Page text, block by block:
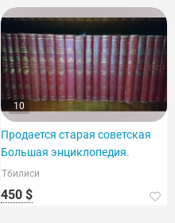
10
Продается старая советская
Большая энциклопедия.
Тбилиси
450 $